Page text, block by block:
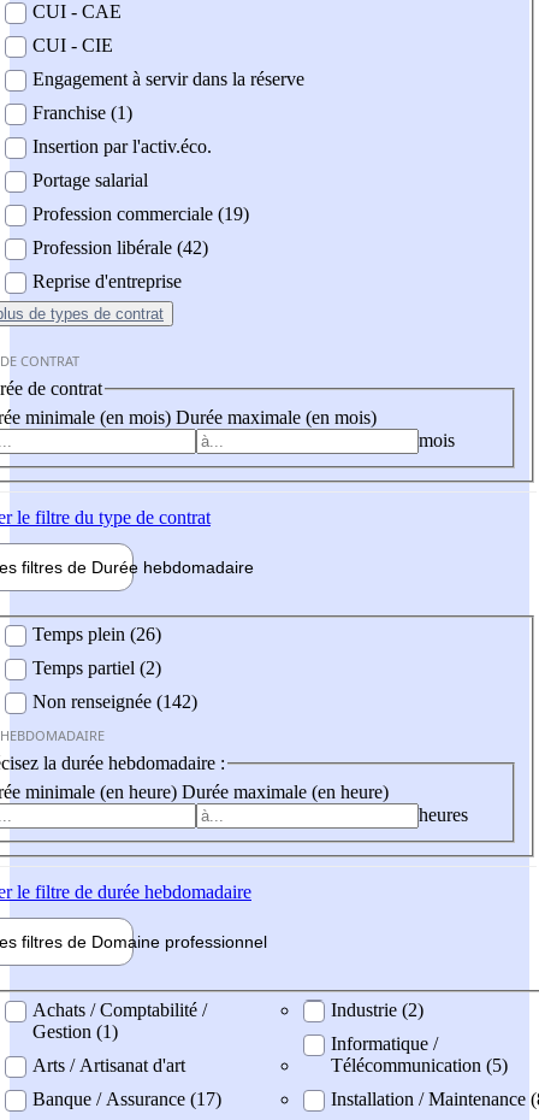
CUI - CAE
CUI - CIE
Engagement à servir dans la réserve
Franchise (1)
Insertion par l'activ.éco.
Portage salarial
Profession commerciale (19)
Profession libérale (42)
Reprise d'entreprise
de types de contrat
CONTRAT
de contrat
minimale (en mois) Durée maximale (en mois)
mois
le filtre du type de contrat
filtres de Durée hebdomadaire
Temps plein (26)
Temps partiel (2)
Non renseignée (142)
la durée hebdomadaire :
minimale (en heure) Durée maximale (en heure)
heures
le filtre de durée hebdomadaire
filtres de Domaine professionnel
professionel
Achats / Comptabilité /
Gestion (1)
Arts / Artisanat d'art
Banque / Assurance (17)
Industrie (2)
Informatique /
Télécommunication (5)
Installation / Maintenance